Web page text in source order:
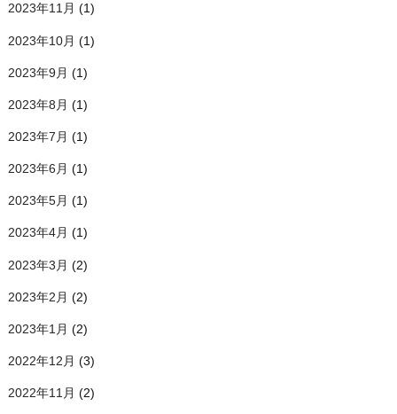
2023年11月 (1)
2023年10月 (1)
2023年9月 (1)
2023年8月 (1)
2023年7月 (1)
2023年6月 (1)
2023年5月 (1)
2023年4月 (1)
2023年3月 (2)
2023年2月 (2)
2023年1月 (2)
2022年12月 (3)
2022年11月 (2)